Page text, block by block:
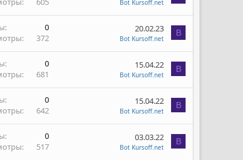
Bot Kursoff.net
0
372
20.02.23
Bot Kursoff.net
B
0
681
15.04.22
Bot Kursoff.net
B
0
642
15.04.22
Bot Kursoff.net
B
0
517
03.03.22
Bot Kursoff.net
B